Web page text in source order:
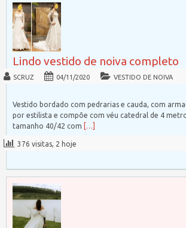
Lindo vestido de noiva completo
SCRUZ 04/11/2020 VESTIDO DE NOIVA
Vestido bordado com pedrarias e cauda, com
por estilista e compõe com véu catedral de 4
tamanho 40/42 com […]
376 visitas, 2 hoje